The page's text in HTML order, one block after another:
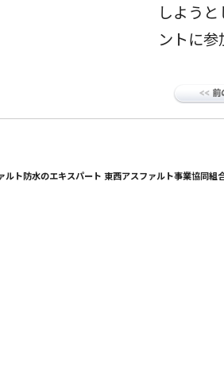
しよう
ントに
ルト防水のエキスパート 東西アスファルト事業協同組